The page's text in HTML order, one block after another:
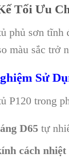
Tối Ưu
phủ sơn tĩnh
màu sắc trở
Sử
P120 trong
D65 tự
cách nhiệt